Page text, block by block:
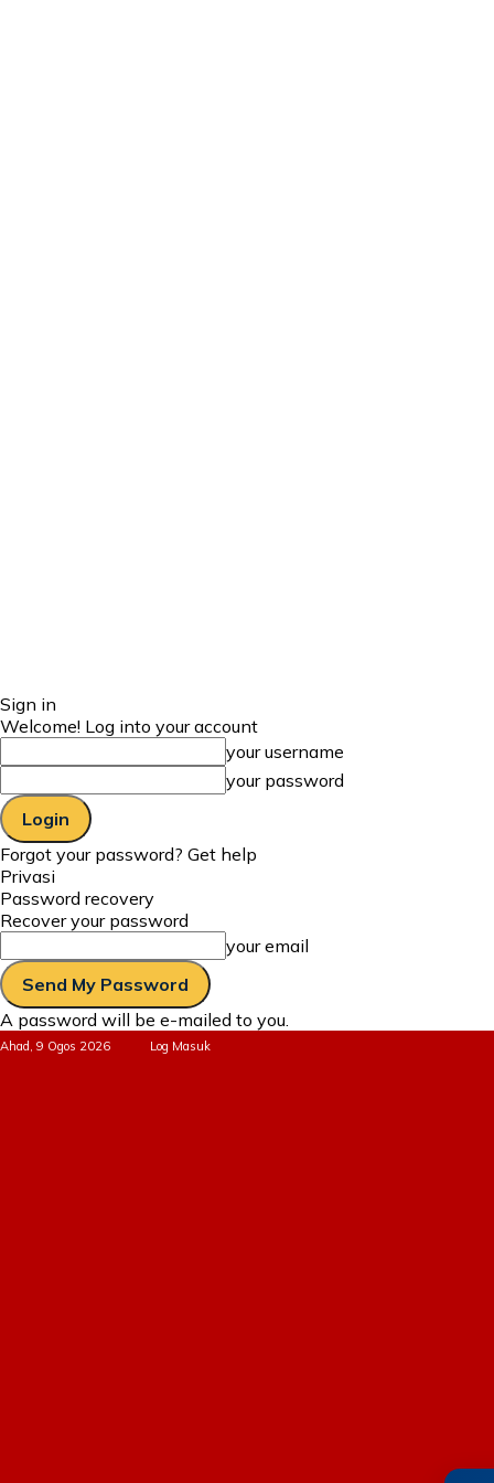
Sign in
Welcome! Log into your account
your username
your password
Forgot your password? Get help
Privasi
Password recovery
Recover your password
your email
A password will be e-mailed to you.
Ahad, 9 Ogos 2026 Log Masuk